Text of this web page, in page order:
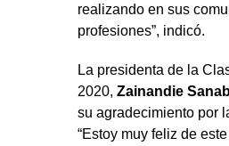
realizando en sus
profesiones”, indicó.
La presidenta de la
2020, Zainandie
su agradecimiento por
“Estoy muy feliz de